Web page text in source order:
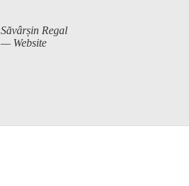
Săvârșin Regal
— Website